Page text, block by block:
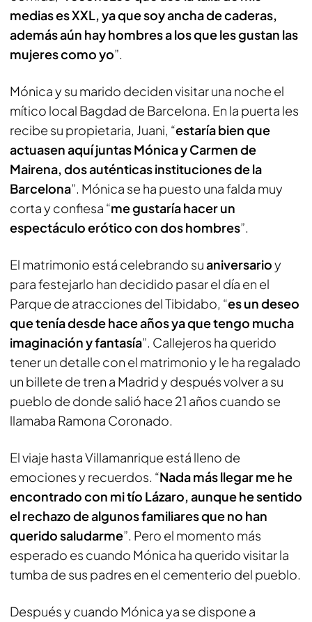
medias es XXL, ya que soy ancha de caderas,
además aún hay hombres a los que les gustan las
mujeres como yo”.
Mónica y su marido deciden visitar una noche el
mítico local Bagdad de Barcelona. En la puerta les
recibe su propietaria, Juani, “estaría bien que
actuasen aquí juntas Mónica y Carmen de
Mairena, dos auténticas instituciones de la
Barcelona”. Mónica se ha puesto una falda muy
corta y confiesa “me gustaría hacer un
espectáculo erótico con dos hombres”.
El matrimonio está celebrando suaniversarioy
para festejarlo han decidido pasar el día en el
Parque de atracciones del Tibidabo, “es un deseo
que tenía desde hace años ya que tengo mucha
imaginación y fantasía”. Callejeros ha querido
tener un detalle con el matrimonio y le ha regalado
un billete de tren a Madrid y después volver a su
pueblo de donde salió hace 21 años cuando se
llamaba Ramona Coronado.
El viaje hasta Villamanrique está lleno de
emociones y recuerdos. “Nada más llegar me he
encontrado con mi tío Lázaro, aunque he sentido
el rechazo de algunos familiares que no han
querido saludarme”. Pero el momento más
esperado es cuando Mónica ha querido visitar la
tumba de sus padres en el cementerio del pueblo.
Después y cuando Mónica ya se dispone a